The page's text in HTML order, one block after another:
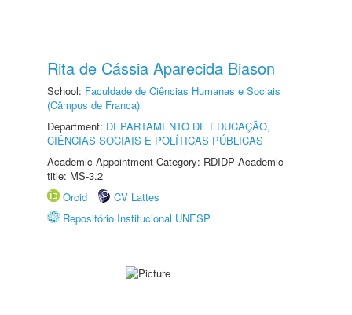
Rita de Cássia Aparecida Biason
School: Faculdade de Ciências Humanas e Sociais
(Câmpus de Franca)
Department: DEPARTAMENTO DE EDUCAÇÃO,
CIÊNCIAS SOCIAIS E POLÍTICAS PÚBLICAS
Academic Appointment Category: RDIDP Academic
title: MS-3.2
Orcid
CV Lattes
Repositório Institucional UNESP